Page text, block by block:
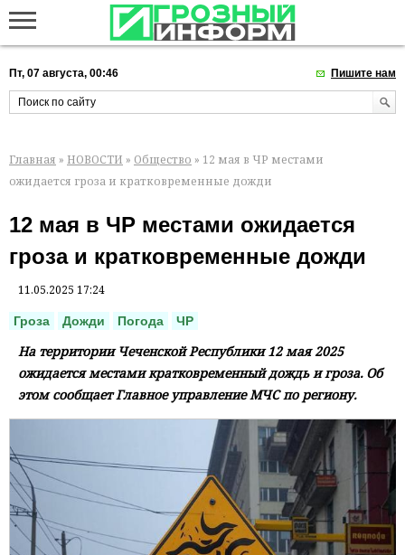
Пт, 07 августа, 00:46 Пишите нам
Главная » НОВОСТИ » Общество » 12 мая в ЧР местами
ожидается гроза и кратковременные дожди
12 мая в ЧР местами ожидается
гроза и кратковременные дожди
11.05.2025 17:24
Гроза Дожди Погода ЧР
На территории Чеченской Республики 12 мая 2025
ожидается местами кратковременный дождь и гроза. Об
этом сообщает Главное управление МЧС по региону.